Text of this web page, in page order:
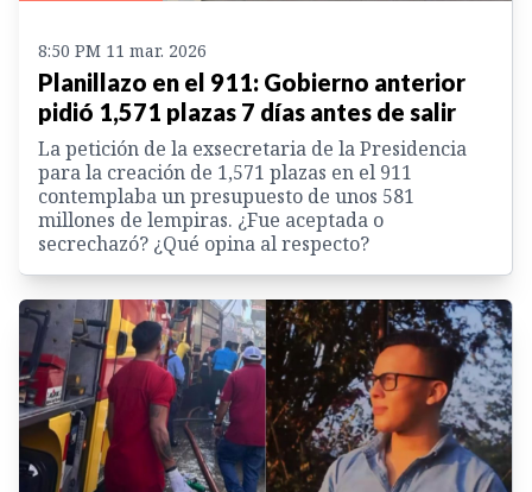
8:50 PM 11 mar. 2026
Planillazo en el 911: Gobierno anterior
pidió 1,571 plazas 7 días antes de salir
La petición de la exsecretaria de la Presidencia
para la creación de 1,571 plazas en el 911
contemplaba un presupuesto de unos 581
millones de lempiras. ¿Fue aceptada o
secrechazó? ¿Qué opina al respecto?